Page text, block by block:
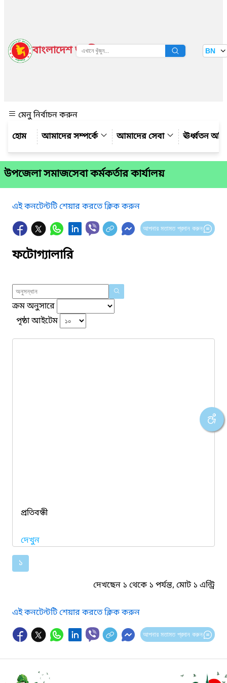
বাংলাদেশ জাতীয় তথ্য বাতায়ন BN
মেনু নির্বাচন করুন
আমাদের সম্পর্কে
আমাদের সেবা ঊর্ধ্বতন
উপজেলা সমাজসেবা কর্মকর্তার কার্যালয়
এই কনটেন্টটি শেয়ার করতে ক্লিক করুন
আপনার মতামত প্রদান করুন
ফটোগ্যালারি
ক্রম অনুসারে
পৃষ্ঠা আইটেম
প্রতিবন্ধী
দেখুন
১
দেখছেন ১ থেকে ১ পর্যন্ত, মোট ১ এন্ট্রি
এই কনটেন্টটি শেয়ার করতে ক্লিক করুন
আপনার মতামত প্রদান করুন